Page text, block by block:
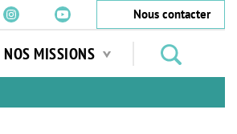
Nous contacter
NOS MISSIONS
jardins